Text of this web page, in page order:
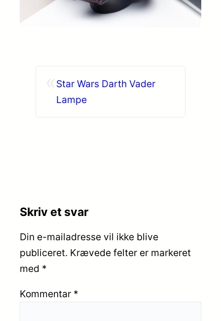
Star Wars Darth Vader
Lampe
Skriv et svar
Din e-mailadresse vil ikke blive
publiceret. Krævede felter er markeret
med *
Kommentar *